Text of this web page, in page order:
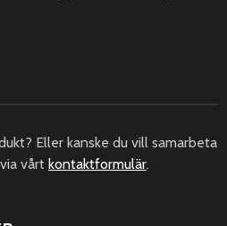
Eller kanske du vill samarbeta
vårt kontaktformulär.